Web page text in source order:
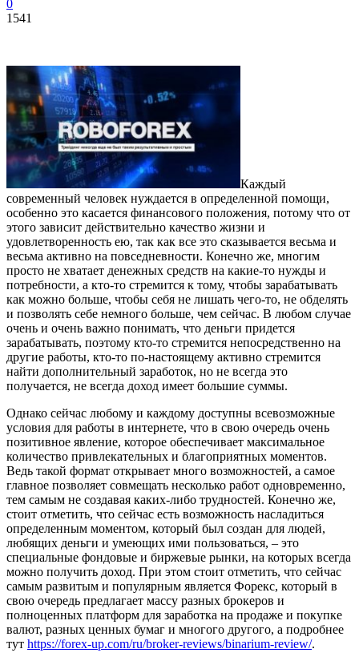
0
1541
Каждый
современный человек нуждается в определенной помощи,
особенно это касается финансового положения, потому что от
этого зависит действительно качество жизни и
удовлетворенность ею, так как все это сказывается весьма и
весьма активно на повседневности. Конечно же, многим
просто не хватает денежных средств на какие-то нужды и
потребности, а кто-то стремится к тому, чтобы зарабатывать
как можно больше, чтобы себя не лишать чего-то, не обделять
и позволять себе немного больше, чем сейчас. В любом случае
очень и очень важно понимать, что деньги придется
зарабатывать, поэтому кто-то стремится непосредственно на
другие работы, кто-то по-настоящему активно стремится
найти дополнительный заработок, но не всегда это
получается, не всегда доход имеет большие суммы.
Однако сейчас любому и каждому доступны всевозможные
условия для работы в интернете, что в свою очередь очень
позитивное явление, которое обеспечивает максимальное
количество привлекательных и благоприятных моментов.
Ведь такой формат открывает много возможностей, а самое
главное позволяет совмещать несколько работ одновременно,
тем самым не создавая каких-либо трудностей. Конечно же,
стоит отметить, что сейчас есть возможность насладиться
определенным моментом, который был создан для людей,
любящих деньги и умеющих ими пользоваться, – это
специальные фондовые и биржевые рынки, на которых всегда
можно получить доход. При этом стоит отметить, что сейчас
самым развитым и популярным является Форекс, который в
свою очередь предлагает массу разных брокеров и
полноценных платформ для заработка на продаже и покупке
валют, разных ценных бумаг и многого другого, а подробнее
тут https://forex-up.com/ru/broker-reviews/binarium-review/.